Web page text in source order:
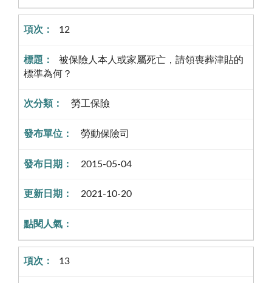
12
被保險人本人或家屬死亡，請領喪葬津貼的
標準為何？
勞工保險
勞動保險司
2015-05-04
2021-10-20
13